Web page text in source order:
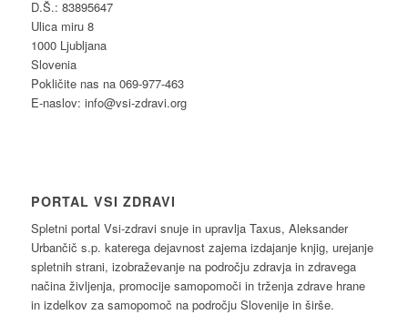
D.Š.: 83895647
Ulica miru 8
1000 Ljubljana
Slovenia
Pokličite nas na 069-977-463
E-naslov: info@vsi-zdravi.org
PORTAL VSI ZDRAVI
Spletni portal Vsi-zdravi snuje in upravlja Taxus, Aleksander
Urbančič s.p. katerega dejavnost zajema izdajanje knjig, urejanje
spletnih strani, izobraževanje na področju zdravja in zdravega
načina življenja, promocije samopomoči in trženja zdrave hrane
in izdelkov za samopomoč na področju Slovenije in širše.